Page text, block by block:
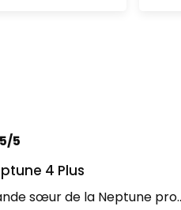
5
4 Plus
sœur de la Neptune